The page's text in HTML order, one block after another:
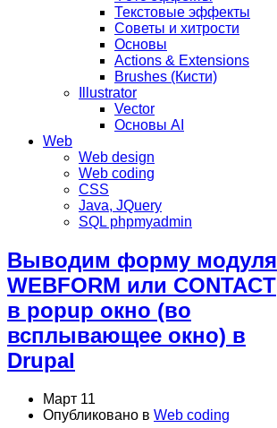
Текстовые эффекты
Советы и хитрости
Основы
Actions & Extensions
Brushes (Кисти)
Illustrator
Vector
Основы AI
Web
Web design
Web coding
CSS
Java, JQuery
SQL phpmyadmin
Выводим форму модуля
WEBFORM или CONTACT
в popup окно (во
всплывающее окно) в
Drupal
Март 11
Опубликовано в Web coding